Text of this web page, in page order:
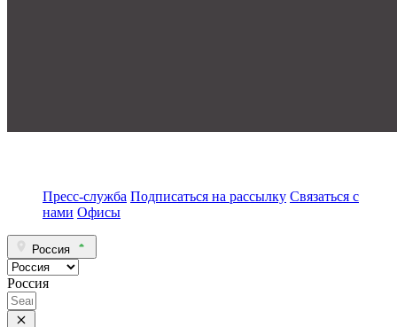
Пресс-служба Подписаться на рассылку Связаться с
нами Офисы
Россия
Россия